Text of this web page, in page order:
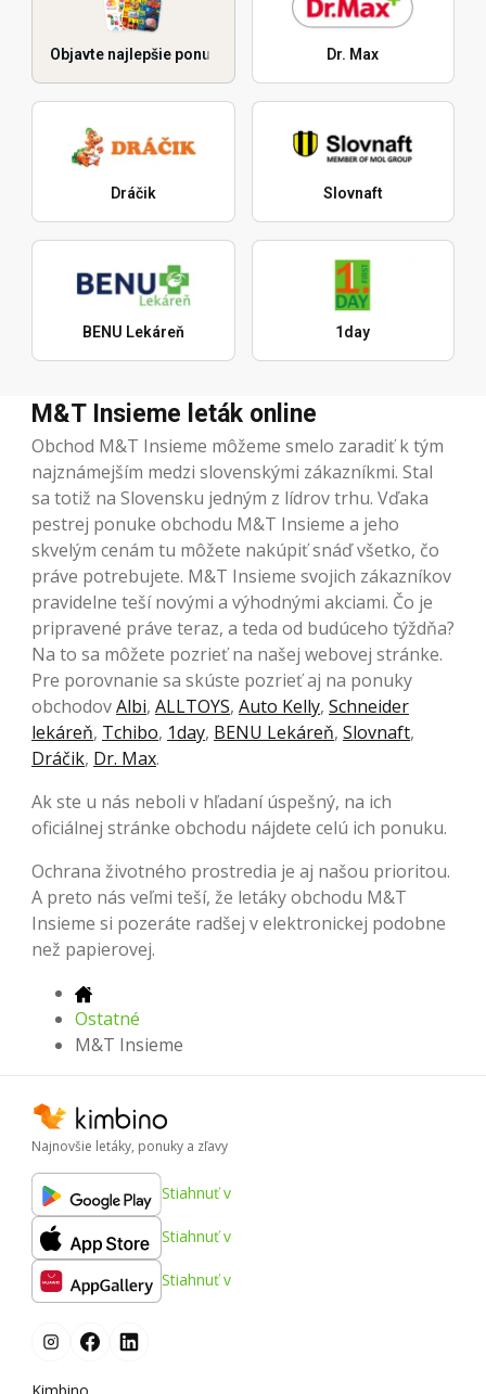
Objavte najlepšie ponuky Dr. Max
Dráčik Slovnaft
BENU Lekáreň 1day
M&T Insieme leták online
Obchod M&T Insieme môžeme smelo zaradiť k tým
najznámejším medzi slovenskými zákazníkmi. Stal
sa totiž na Slovensku jedným z lídrov trhu. Vďaka
pestrej ponuke obchodu M&T Insieme a jeho
skvelým cenám tu môžete nakúpiť snáď všetko, čo
práve potrebujete. M&T Insieme svojich zákazníkov
pravidelne teší novými a výhodnými akciami. Čo je
pripravené práve teraz, a teda od budúceho týždňa?
Na to sa môžete pozrieť na našej webovej stránke.
Pre porovnanie sa skúste pozrieť aj na ponuky
obchodovAlbi, ALLTOYS, Auto Kelly, Schneider
lekáreň, Tchibo, 1day, BENU Lekáreň, Slovnaft,
Dráčik, Dr. Max.
Ak ste u nás neboli v hľadaní úspešný, na ich
oficiálnej stránke obchodu nájdete celú ich ponuku.
Ochrana životného prostredia je aj našou prioritou.
A preto nás veľmi teší, že letáky obchodu M&T
Insieme si pozeráte radšej v elektronickej podobne
než papierovej.
Ostatné
M&T Insieme
Najnovšie letáky, ponuky a zľavy
Stiahnuť v
Stiahnuť v
Stiahnuť v
Kimbino